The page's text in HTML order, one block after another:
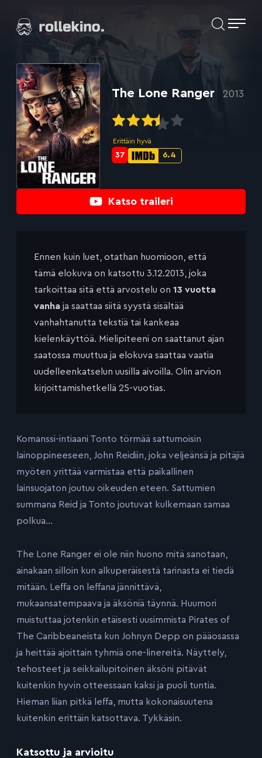
suoraan
sisältöön
Elokuvat ja elokuva-arviot | Rollekino.fi
Fiilistelyä
lopputekstien
jälkeen.
Katso traileri
The Lone Ranger 2013
Erittäin hyvä
IMDb-
6.4
Metascore-
37
Ennen kuin luet, otathan huomioon, että
tämä elokuva on katsottu 3.12.2013, joka
tarkoittaa sitä että arvostelu on 13 vuotta
vanha ja saattaa siitä syystä sisältää
vanhahtanutta tekstiä tai kankeaa
kielenkäyttöä. Mielipiteeni on saattanut ajan
saatossa muuttua ja elokuva saattaa vaatia
uudelleenkatselun uusilla aivoilla. Olin arvion
kirjoittamishetkellä 25-vuotias.
Komanssi-intiaani Tonto törmää sattumoisin
lainoppineeseen, John Reidiin, joka veljeänsä ja pitäjiä
myöten yrittää varmistaa että paikallinen
lainsuojaton joutuu oikeuden eteen. Sattumien
summana Reid ja Tonto joutuvat kulkemaan samaa
polkua…
The Lone Ranger ei ole niin huono mitä sanotaan,
ainakaan silloin kun alkuperäisestä tarinasta ei tiedä
mitään. Leffa on leffana jännittävä,
mukaansatempaava ja äksöniä täynnä. Huumori
muistuttaa jotenkin etäisesti uusimmista Pirates of
The Caribbeaneista kun Johnyn Depp on pääosassa
ja heittää ajoittain tyhmiä one-linereitä. Näyttely,
tehosteet ja seikkailupitoinen äksöni pitävät
kuitenkin hyvin otteessaan kaksi ja puoli tuntia.
Hieman liian pitkä leffa, mutta kokonaisuutena
kuitenkin erittäin katsottava. Tykkäsin.
Katsottu ja arvioitu